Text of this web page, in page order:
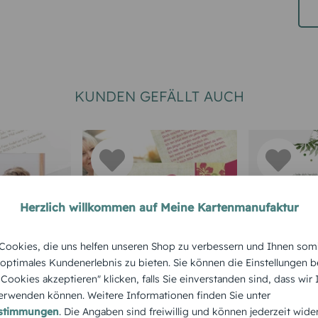
KUNDEN GEFÄLLT AUCH
EINLADUNGSKARTEN 85.
GEBURTSTAG
Einladung zum
Geburtstag Hibiskus
Palm Tree
Herzlich willkommen auf Meine Kartenmanufaktur
die uns helfen unseren Shop zu verbessern und Ihnen
Kundenerlebnis zu bieten. Sie können die Einstellungen
akzeptieren" klicken, falls Sie einverstanden sind, dass
können. Weitere Informationen finden Sie unter
. Die Angaben sind freiwillig und können jederzeit